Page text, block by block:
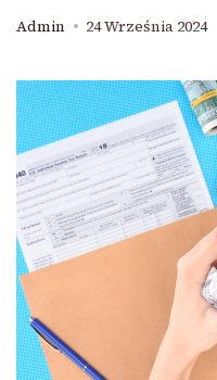
Admin 24 Września 2024